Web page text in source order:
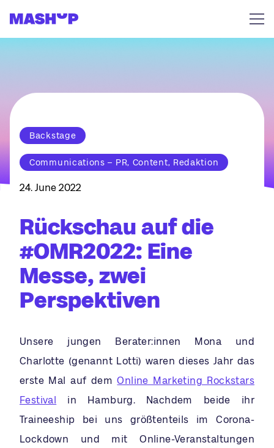
Backstage
Communications – PR, Content, Redaktion
24. June 2022
Rückschau auf die
#OMR2022: Eine
Messe, zwei
Perspektiven
Unsere jungen Berater:innen Mona und
Charlotte (genannt Lotti) waren dieses Jahr das
erste Mal auf demOnline Marketing Rockstars
Festival
in Hamburg. Nachdem beide ihr
Traineeship bei uns größtenteils im Corona-
Lockdown und mit Online-Veranstaltungen